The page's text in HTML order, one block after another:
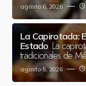
agosto 6, 2026
La Capirotada:
Estado La
tradicionales de
agosto 5, 2026